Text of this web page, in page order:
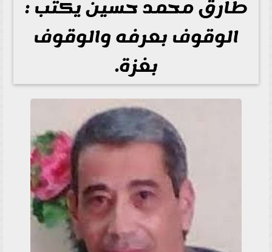
طارق محمد حسين يكتب :
الوقوف بعرفه والوقوف
بغزة.